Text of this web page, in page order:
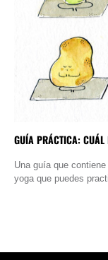
GUÍA PRÁCTICA: CUÁL
Una guía que
yoga que puedes